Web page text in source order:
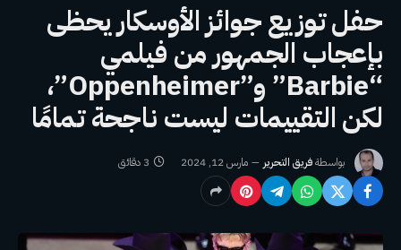
حفل توزيع جوائز الأوسكار يحظى
بإعجاب الجمهور من فيلمي
“Barbie” و”Oppenheimer”،
لكن التقييمات ليست ناجحة تمامًا
بواسطةفريق التحرير مارس 12, 2024 3 دقائق